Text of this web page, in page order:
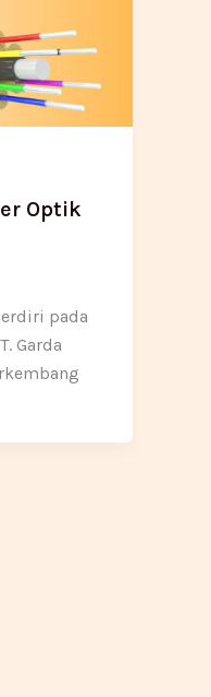
Optik
pada
Garda